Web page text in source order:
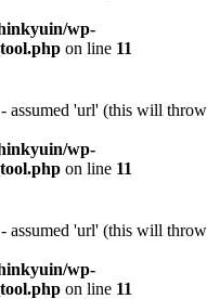
wp-
on line 11
assumed 'url' (this will throw
wp-
on line 11
assumed 'url' (this will throw
wp-
on line 11